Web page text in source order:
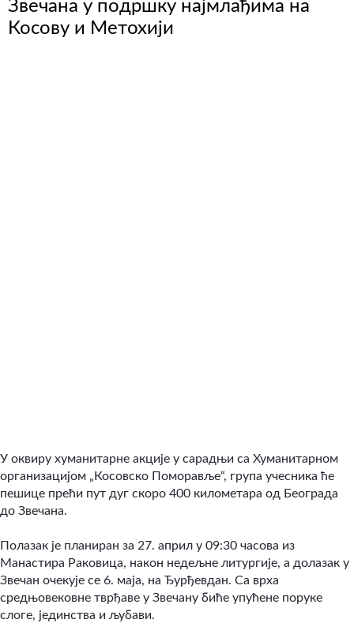
Звечана у подршку најмлађима на
Косову и Метохији
У оквиру хуманитарне акције у сарадњи са Хуманитарном
организацијом „Косовско Поморавље“, група учесника ће
пешице прећи пут дуг скоро 400 километара од Београда
до Звечана.
Полазак је планиран за 27. април у 09:30 часова из
Манастира Раковица, након недељне литургије, а долазак у
Звечан очекује се 6. маја, на Ђурђевдан. Са врха
средњовековне тврђаве у Звечану биће упућене поруке
слоге, јединства и љубави.